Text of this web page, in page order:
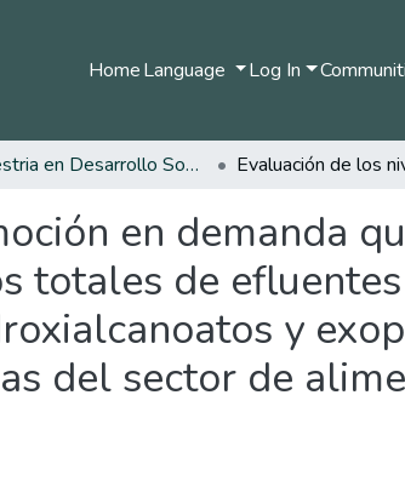
HomeLanguage Log In
Maestria en Desarrollo Sostenible y Medio Ambiente
en demanda
totales de
y
del sector de